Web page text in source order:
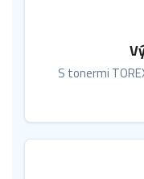
S tonermi